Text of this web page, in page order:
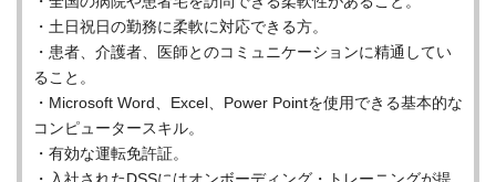
・土日祝日の勤務に柔軟に対応できる方。
・患者、介護者、医師とのコミュニケーションに精通してい
ること。
・Microsoft Word、Excel、Power Pointを使用できる基本的な
コンピュータースキル。
・有効な運転免許証。